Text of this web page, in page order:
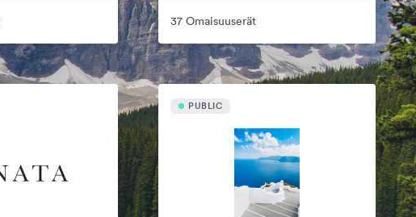
37 Omaisuuserät
PUBLIC